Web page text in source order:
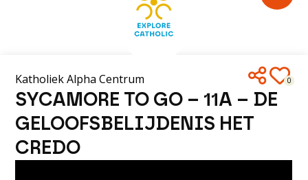
0
Katholiek Alpha Centrum
SYCAMORE TO GO – 11A – DE
GELOOFSBELIJDENIS HET
CREDO